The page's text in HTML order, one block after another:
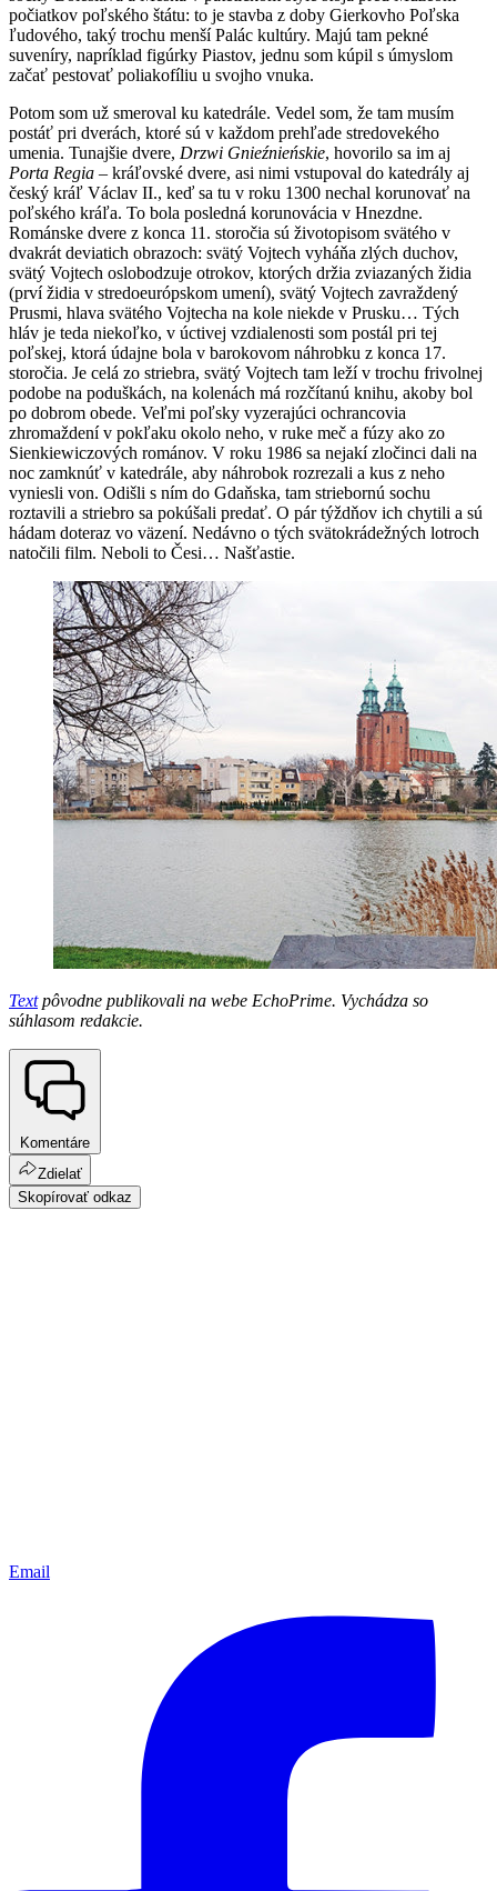
počiatkov poľského štátu: to je stavba z doby Gierkovho Poľska
ľudového, taký trochu menší Palác kultúry. Majú tam pekné
suveníry, napríklad figúrky Piastov, jednu som kúpil s úmyslom
začať pestovať poliakofíliu u svojho vnuka.
Potom som už smeroval ku katedrále. Vedel som, že tam musím
postáť pri dverách, ktoré sú v každom prehľade stredovekého
umenia. Tunajšie dvere, Drzwi Gnieźnieńskie, hovorilo sa im aj
Porta Regia – kráľovské dvere, asi nimi vstupoval do katedrály aj
český kráľ Václav II., keď sa tu v roku 1300 nechal korunovať na
poľského kráľa. To bola posledná korunovácia v Hnezdne.
Románske dvere z konca 11. storočia sú životopisom svätého v
dvakrát deviatich obrazoch: svätý Vojtech vyháňa zlých duchov,
svätý Vojtech oslobodzuje otrokov, ktorých držia zviazaných židia
(prví židia v stredoeurópskom umení), svätý Vojtech zavraždený
Prusmi, hlava svätého Vojtecha na kole niekde v Prusku… Tých
hláv je teda niekoľko, v úctivej vzdialenosti som postál pri tej
poľskej, ktorá údajne bola v barokovom náhrobku z konca 17.
storočia. Je celá zo striebra, svätý Vojtech tam leží v trochu frivolnej
podobe na poduškách, na kolenách má rozčítanú knihu, akoby bol
po dobrom obede. Veľmi poľsky vyzerajúci ochrancovia
zhromaždení v pokľaku okolo neho, v ruke meč a fúzy ako zo
Sienkiewiczových románov. V roku 1986 sa nejakí zločinci dali na
noc zamknúť v katedrále, aby náhrobok rozrezali a kus z neho
vyniesli von. Odišli s ním do Gdaňska, tam striebornú sochu
roztavili a striebro sa pokúšali predať. O pár týždňov ich chytili a sú
hádam doteraz vo väzení. Nedávno o tých svätokrádežných lotroch
natočili film. Neboli to Česi… Našťastie.
Textpôvodne publikovali na webe EchoPrime. Vychádza so
súhlasom redakcie.
Komentáre
Zdielať
Skopírovať odkaz
Email